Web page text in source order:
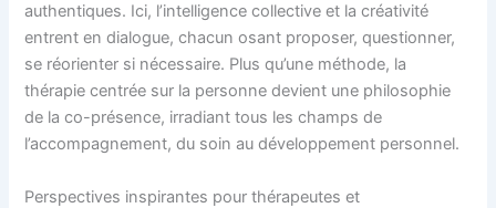
authentiques. Ici, l’intelligence collective et la créativité
entrent en dialogue, chacun osant proposer, questionner,
se réorienter si nécessaire. Plus qu’une méthode, la
thérapie centrée sur la personne devient une philosophie
de la co-présence, irradiant tous les champs de
l’accompagnement, du soin au développement personnel.
Perspectives inspirantes pour thérapeutes et